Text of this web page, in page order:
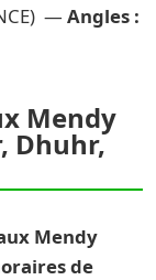
— Angles :
Mendy
Dhuhr,
Mendy
de